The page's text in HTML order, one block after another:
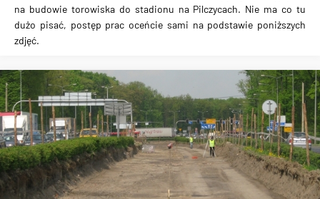
na budowie torowiska do stadionu na Pilczycach. Nie ma co tu
dużo pisać, postęp prac oceńcie sami na podstawie poniższych
zdjęć.